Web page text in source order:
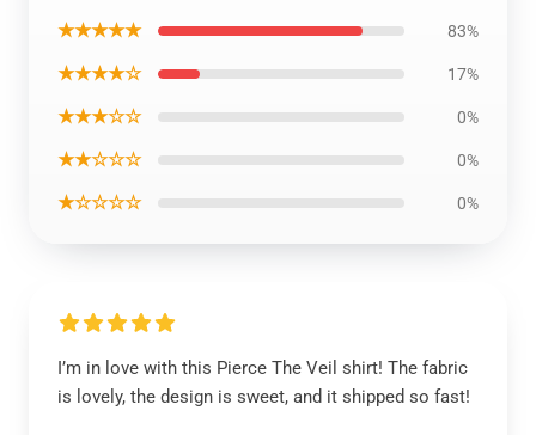
★★★★★ 83%
★★★★☆ 17%
★★★☆☆ 0%
★★☆☆☆ 0%
★☆☆☆☆ 0%
I’m in love with this Pierce The Veil shirt! The fabric
is lovely, the design is sweet, and it shipped so fast!